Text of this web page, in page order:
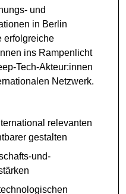
und
in Berlin
erfolgreiche
ins Rampenlicht
Tech-Akteur:innen
Netzwerk.
relevanten
gestalten
und-